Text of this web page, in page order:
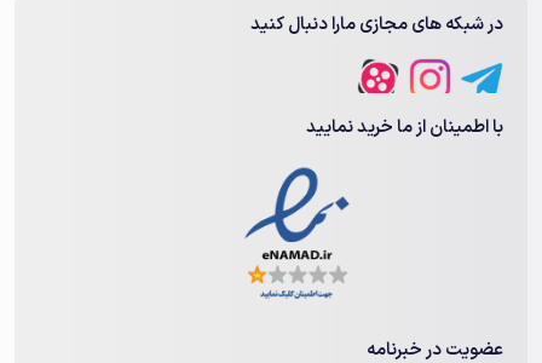
در شبکه های مجازی مارا دنبال کنید
با اطمینان از ما خرید نمایید
عضویت در خبرنامه